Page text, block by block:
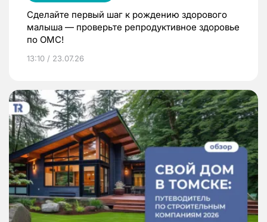
Сделайте первый шаг к рождению здорового
малыша — проверьте репродуктивное здоровье
по ОМС!
13:10 / 23.07.26